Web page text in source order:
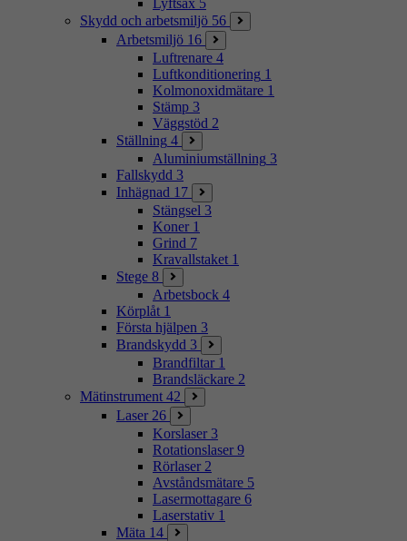
Skydd och arbetsmiljö 56
Arbetsmiljö 16
Luftrenare 4
Luftkonditionering 1
Kolmonoxidmätare 1
Stämp 3
Väggstöd 2
Ställning 4
Aluminiumställning 3
Fallskydd 3
Inhägnad 17
Stängsel 3
Koner 1
Grind 7
Kravallstaket 1
Stege 8
Arbetsbock 4
Körplåt 1
Första hjälpen 3
Brandskydd 3
Brandfiltar 1
Brandsläckare 2
Mätinstrument 42
Laser 26
Korslaser 3
Rotationslaser 9
Rörlaser 2
Avståndsmätare 5
Lasermottagare 6
Laserstativ 1
Mäta 14